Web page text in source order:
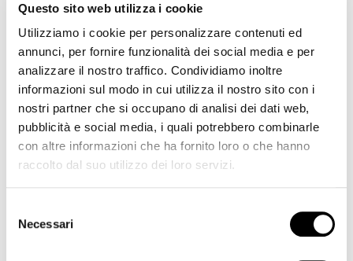
Questo sito web utilizza i cookie
Utilizziamo i cookie per personalizzare contenuti ed
annunci, per fornire funzionalità dei social media e per
analizzare il nostro traffico. Condividiamo inoltre
informazioni sul modo in cui utilizza il nostro sito con i
nostri partner che si occupano di analisi dei dati web,
pubblicità e social media, i quali potrebbero combinarle
con altre informazioni che ha fornito loro o che hanno
raccolto dal suo utilizzo dei loro servizi.
delNecessari
giornate invernali molte aziende del paese
necessitano di basse temperature per evitare il
surriscaldamento degli impianti durante i processi
produttivi. Un progetto entusiasmante che NOI può
sostenere e che permette di realizzare tutto questo
con circa un quarantesimo del fabbisogno di energia
elettrica.
Come è possibile risparmiare così tante risorse?
Grazie alle acque dei fiumi, raffreddate dai nostri
esigenze di raffreddamento di diverse aziende della